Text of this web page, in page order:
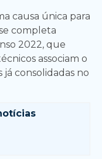
causa única para
completa
2022, que
associam o
consolidadas no